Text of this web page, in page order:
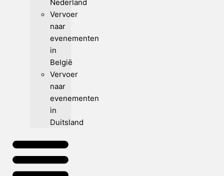
Nederland
Vervoer
naar
evenementen
in
België
Vervoer
naar
evenementen
in
Duitsland